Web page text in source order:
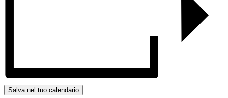
Salva nel tuo calendario